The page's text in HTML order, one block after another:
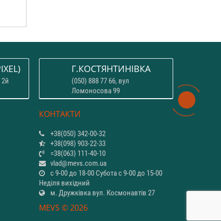
Г.КОСТЯНТИНІВКА
(050) 888 77 66, вул
Ломоносова 99
КОНТАКТИ
+38(050) 342-00-32
+38(098) 903-22-33
=38(063) 111-40-10
vlad@mevs.com.ua
с 9-00 до 18-00 Субота с 9-00 до 15-00
Неділя вихідний
м. Дружківка вул. Космонавтів 27
MEVS © 2026